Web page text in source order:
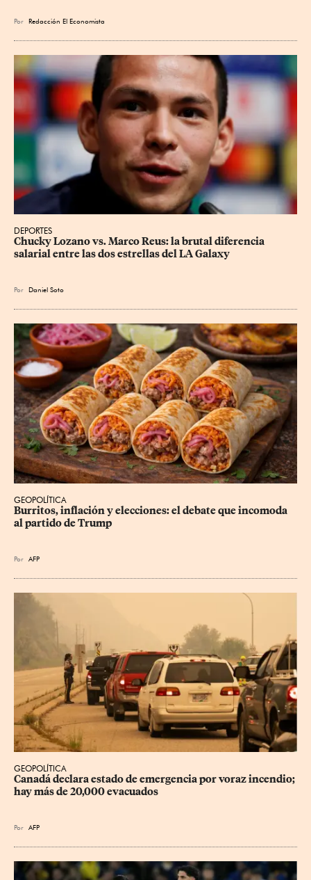
Por Redacción El Economista
DEPORTES
Chucky Lozano vs. Marco Reus: la brutal diferencia
salarial entre las dos estrellas del LA Galaxy
Por Daniel Soto
GEOPOLÍTICA
Burritos, inflación y elecciones: el debate que incomoda
al partido de Trump
Por AFP
GEOPOLÍTICA
Canadá declara estado de emergencia por voraz incendio;
hay más de 20,000 evacuados
Por AFP